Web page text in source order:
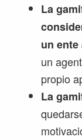
La
un
un
propio
La